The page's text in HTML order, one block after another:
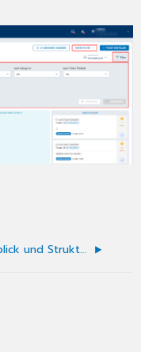
Überblick und Struktur des Portals